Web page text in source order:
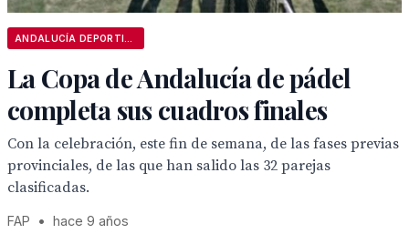
La Copa de Andalucía de pádel
completa sus cuadros finales
Con la celebración, este fin de semana, de las fases previas
provinciales, de las que han salido las 32 parejas
clasificadas.
FAP • hace 9 años